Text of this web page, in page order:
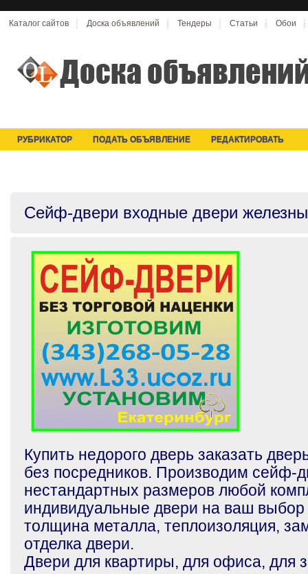
Каталог сайтов Доска объявлений Тендеры Статьи Обои
РУБРИКАТОР ПОДАТЬ ОБЪЯВЛЕНИЕ РЕДАКТИРОВАТЬ
Cейф-двери входные двери
Купить недорого дверь заказать
без посредников. Производим сейф-
нестандартных размеров любой
индивидуальные двери на ваш
толщина металла, теплоизоляция,
отделка двери.
Двери для квартиры, для офиса, для